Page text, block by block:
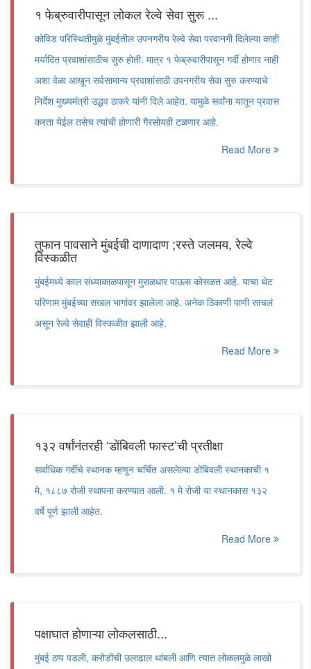
१ फेब्रुवारीपासून लोकल रेल्वे सेवा सुरू ...
कोविड परिस्थितीमुळे मुंबईतील उपनगरीय रेल्वे सेवा परवानगी दिलेल्या काही
मर्यादित प्रवाशांसाठीच सुरु होती. मात्र १ फेब्रुवारीपासून गर्दी होणार नाही
अशा वेळा आखून सर्वसामान्य प्रवाशांसाठी उपनगरीय सेवा सुरु करण्याचे
निर्देश मुख्यमंत्री उद्धव ठाकरे यांनी दिले आहेत. यामुळे सर्वांना यातून प्रवास
करता येईल तसेच त्यांची होणारी गैरसोयही टळणार आहे.
Read More
तुफान पावसाने मुंबईची दाणादाण ;रस्ते जलमय, रेल्वे
विस्कळीत
मुंबईमध्ये काल संध्याकाळपासून मुसळधार पाऊस कोसळत आहे. याचा थेट
परिणाम मुंबईच्या सखल भागांवर झालेला आहे. अनेक ठिकाणी पाणी साचलं
असून रेल्वे सेवाही विस्कळीत झाली आहे.
Read More
१३२ वर्षांनंतरही ‘डोंबिवली फास्ट’ची प्रतीक्षा
सर्वाधिक गर्दीचे स्थानक म्हणून चर्चित असलेल्या डोंबिवली स्थानकाची १
मे, १८८७ रोजी स्थापना करण्यात आली. १ मे रोजी या स्थानकास १३२
वर्षे पूर्ण झाली आहेत.
Read More
पक्षाघात होणाऱ्या लोकलसाठी...
मुंबई ठप्प पडली, करोडोंची उलाढाल थांबली आणि त्यात लोकलमुळे लाखो